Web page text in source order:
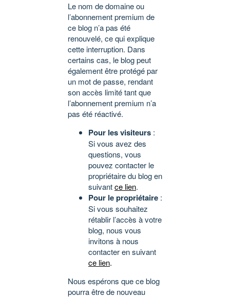
Le nom de domaine ou
l’abonnement premium de
ce blog n’a pas été
renouvelé, ce qui explique
cette interruption. Dans
certains cas, le blog peut
également être protégé par
un mot de passe, rendant
son accès limité tant que
l’abonnement premium n’a
pas été réactivé.
Pour les visiteurs :
Si vous avez des
questions, vous
pouvez contacter le
propriétaire du blog en
suivantce lien.
Pour le propriétaire :
Si vous souhaitez
rétablir l’accès à votre
blog, nous vous
invitons à nous
contacter en suivant
ce lien.
Nous espérons que ce blog
pourra être de nouveau